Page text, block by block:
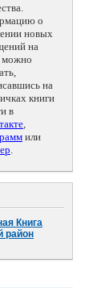
о
новых
на
можно
на
книги
в
,
или
.
Книга
район